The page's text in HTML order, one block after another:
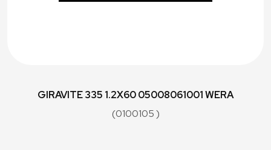
GIRAVITE 335 1.2X60 05008061001 WERA
(0100105 )